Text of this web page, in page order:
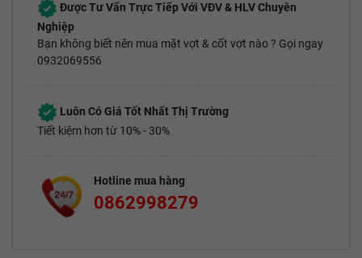
Được Tư Vấn Trực Tiếp Với VĐV & HLV Chuyên
Nghiệp
Bạn không biết nên mua mặt vợt & cốt vợt nào ? Gọi ngay
0932069556
Luôn Có Giá Tốt Nhất Thị Trường
Tiết kiệm hơn từ 10% - 30%
Hotline mua hàng
0862998279